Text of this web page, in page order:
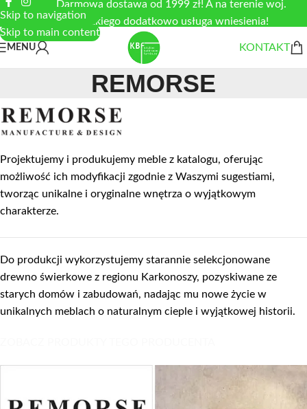
Skip to navigation
Skip to main content
Darmowa dostawa od 1999 zł! A na terenie woj.
łódzkiego dodatkowo usługa wniesienia!
MENU KONTAKT
REMORSE
Projektujemy i produkujemy meble z katalogu, oferując
możliwość ich modyfikacji zgodnie z Waszymi sugestiami,
tworząc unikalne i oryginalne wnętrza o wyjątkowym
charakterze.
Do produkcji wykorzystujemy starannie selekcjonowane
drewno świerkowe z regionu Karkonoszy, pozyskiwane ze
starych domów i zabudowań, nadając mu nowe życie w
unikalnych meblach o naturalnym cieple i wyjątkowej historii.